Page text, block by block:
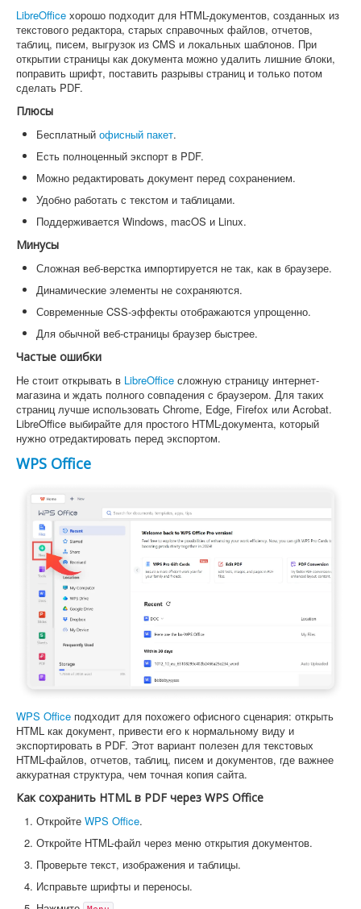
LibreOffice хорошо подходит для HTML-документов, созданных из
текстового редактора, старых справочных файлов, отчетов,
таблиц, писем, выгрузок из CMS и локальных шаблонов. При
открытии страницы как документа можно удалить лишние блоки,
поправить шрифт, поставить разрывы страниц и только потом
сделать PDF.
Плюсы
Бесплатный офисный пакет.
Есть полноценный экспорт в PDF.
Можно редактировать документ перед сохранением.
Удобно работать с текстом и таблицами.
Поддерживается Windows, macOS и Linux.
Минусы
Сложная веб-верстка импортируется не так, как в браузере.
Динамические элементы не сохраняются.
Современные CSS-эффекты отображаются упрощенно.
Для обычной веб-страницы браузер быстрее.
Частые ошибки
Не стоит открывать в LibreOffice сложную страницу интернет-
магазина и ждать полного совпадения с браузером. Для таких
страниц лучше использовать Chrome, Edge, Firefox или Acrobat.
LibreOffice выбирайте для простого HTML-документа, который
нужно отредактировать перед экспортом.
WPS Office
WPS Office подходит для похожего офисного сценария: открыть
HTML как документ, привести его к нормальному виду и
экспортировать в PDF. Этот вариант полезен для текстовых
HTML-файлов, отчетов, таблиц, писем и документов, где важнее
аккуратная структура, чем точная копия сайта.
Как сохранить HTML в PDF через WPS Office
Откройте WPS Office.
Откройте HTML-файл через меню открытия документов.
Проверьте текст, изображения и таблицы.
Исправьте шрифты и переносы.